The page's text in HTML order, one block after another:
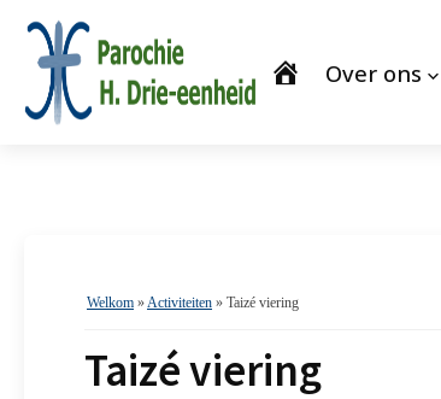
Over ons
Welkom »Activiteiten » Taizé viering
Taizé viering